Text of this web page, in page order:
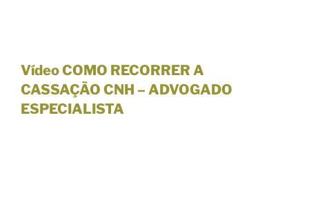
VídeoCOMO RECORRER A
CASSAÇÃO CNH – ADVOGADO
ESPECIALISTA